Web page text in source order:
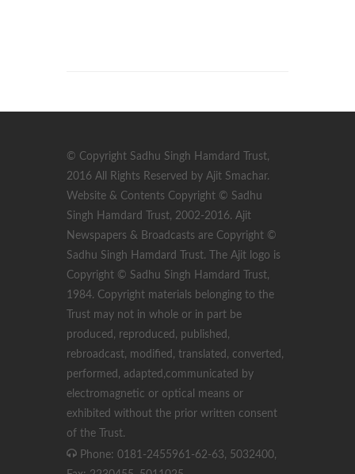
© Copyright Sadhu Singh Hamdard Trust,
2016 All Rights Reserved by Ajit Smachar.
Website & Contents Copyright © Sadhu
Singh Hamdard Trust, 2002-2016. Ajit
Newspapers & Broadcasts are Copyright ©
Sadhu Singh Hamdard Trust. The Ajit logo is
Copyright © Sadhu Singh Hamdard Trust,
1984. Copyright materials belonging to the
Trust may not in whole or in part be
produced, reproduced, published,
rebroadcast, modified, translated, converted,
performed, adapted,communicated by
electromagnetic or optical means or
exhibited without the prior written consent
of the Trust.
Phone: 0181-2455961-62-63, 5032400,